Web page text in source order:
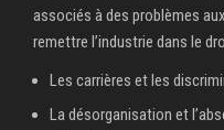
associés à des problèmes
remettre l’industrie dans le
Les carrières et les
La désorganisation et